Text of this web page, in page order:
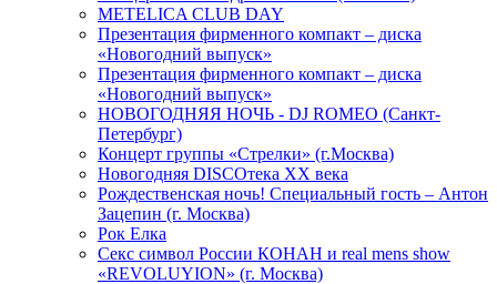
METELICA CLUB DAY
Презентация фирменного компакт – диска
«Новогодний выпуск»
Презентация фирменного компакт – диска
«Новогодний выпуск»
НОВОГОДНЯЯ НОЧЬ - DJ ROMEO (Санкт-
Петербург)
Концерт группы «Стрелки» (г.Москва)
Новогодняя DISCOтека ХХ века
Рождественская ночь! Специальный гость – Антон
Зацепин (г. Москва)
Рок Елка
Секс символ России КОНАН и real mens show
«REVOLUYION» (г. Москва)